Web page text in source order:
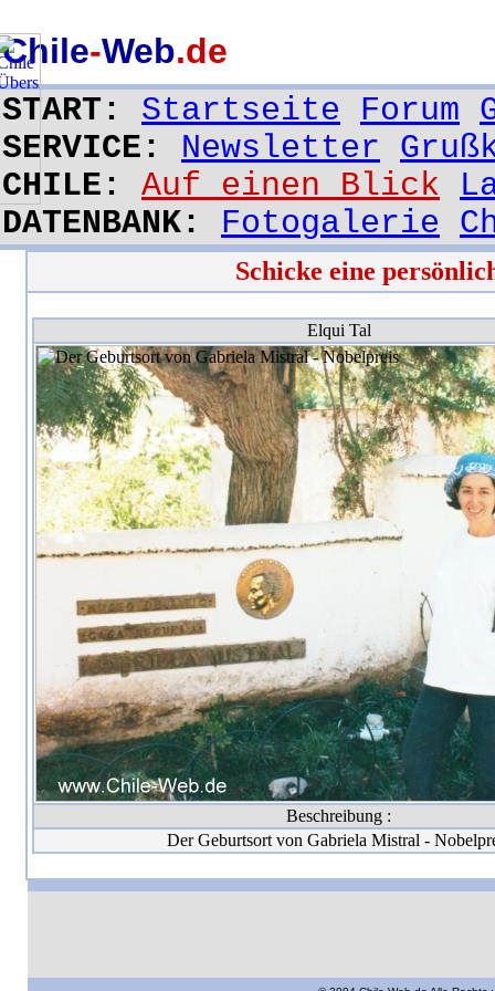
Chile-Web.de
START: Startseite Forum
SERVICE: Newsletter
CHILE: Auf einen Blick
DATENBANK: Fotogalerie
Schicke eine
Elqui Tal
Beschreibung :
Der Geburtsort von Gabriela Mistral -